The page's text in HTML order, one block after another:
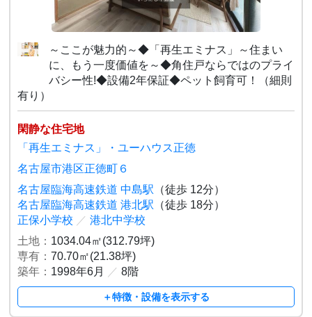
～ここが魅力的～◆「再生エミナス」～住まい
に、もう一度価値を～◆角住戸ならではのプライ
バシー性!◆設備2年保証◆ペット飼育可！（細則
有り）
閑静な住宅地
「再生エミナス」・ユーハウス正徳
名古屋市港区正徳町６
名古屋臨海高速鉄道 中島駅 （徒歩 12分）
名古屋臨海高速鉄道 港北駅 （徒歩 18分）
正保小学校 ／ 港北中学校
土地： 1034.04㎡(312.79坪)
専有：70.70㎡(21.38坪)
築年： 1998年6月 ／ 8階
＋特徴・設備を表示する